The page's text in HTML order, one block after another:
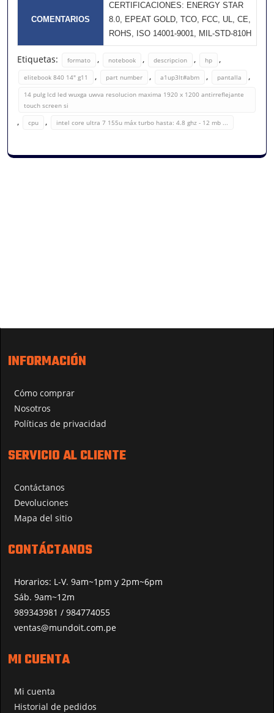
COMENTARIOS
CERTIFICACIONES: ENERGY STAR
8.0, EPEAT GOLD, TCO, FCC, UL, CE,
ROHS, ISO 14001-9001, MIL-STD-810H
Etiquetas: formato , notebook , descripcion , hp ,
elitebook 840 14" g11 , part number , a1up3lt#abm , pantalla ,
14 pulg lcd led wuxga uwva resolucion maxima 1920 x 1200 antirreflejante
touch screen si
, cpu , intel core ultra 7 155u máx turbo hasta: 4.8 ghz - 12 mb ...
INFORMACIÓN
Cómo comprar
Nosotros
Políticas de privacidad
SERVICIO AL CLIENTE
Contáctanos
Devoluciones
Mapa del sitio
CONTÁCTANOS
Horarios: L-V. 9am~1pm y 2pm~6pm
Sáb. 9am~12m
989343981 / 984774055
ventas@mundoit.com.pe
MI CUENTA
Mi cuenta
Historial de pedidos